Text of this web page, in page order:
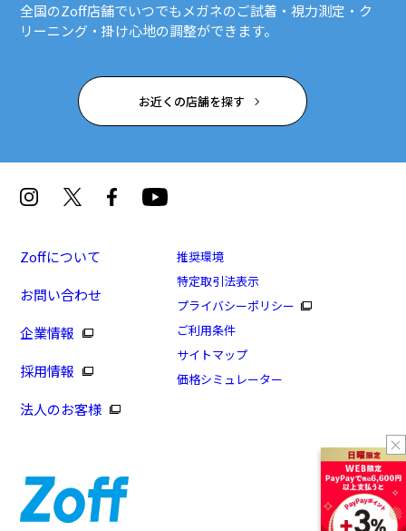
全国のZoff店舗でいつでもメガネのご試着・視力測定・ク
リーニング・掛け心地の調整ができます。
お近くの店舗を探す
Zoffについて
お問い合わせ
企業情報
採用情報
法人のお客様
推奨環境
特定取引法表示
プライバシーポリシー
ご利用条件
サイトマップ
価格シミュレーター